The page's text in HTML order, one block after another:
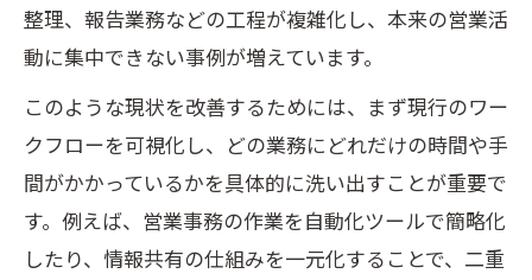
しの要点
現場実情を反映した営業サポート導入の
工夫
営業サポートで実現する業務プロセス最
適化
チーム全体で取り組む営業サポートの活
用術
整理、報告業務などの工程が複雑化し、本来の営業活
動に集中できない事例が増えています。
このような現状を改善するためには、まず現行のワー
クフローを可視化し、どの業務にどれだけの時間や手
間がかかっているかを具体的に洗い出すことが重要で
す。例えば、営業事務の作業を自動化ツールで簡略化
したり、情報共有の仕組みを一元化することで、二重